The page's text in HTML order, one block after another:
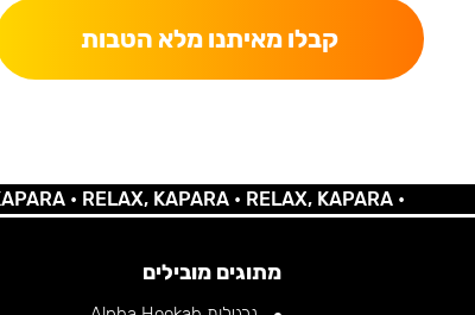
קבלו מאיתנו מלא הטבות
•RELAX, KAPARA •RELAX, KAPARA •
מתוגים מובילים